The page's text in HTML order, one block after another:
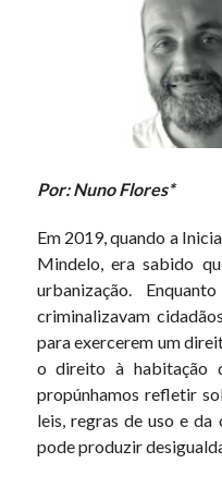
Por: Nuno Flores*
Em 2019, quando a
Mindelo, era sabido
urbanização.
criminalizavam
para exercerem um
o direito à habitação
propúnhamos refletir
leis, regras de uso e
pode produzir